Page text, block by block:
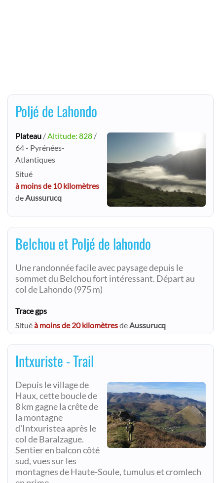
Poljé de Lahondo
Plateau /Altitude: 828 /
64 - Pyrénées-
Atlantiques
Situé
à moins de 10 kilomètres
deAussurucq
Belchou et Poljé de lahondo
Une randonnée facile avec paysage depuis le
sommet du Belchou fort intéressant. Départ au
col de Lahondo (975 m)
Trace gps
Situéà moins de 20 kilomètresdeAussurucq
Intxuriste - Trail
Depuis le village de
Haux, cette boucle de
8 km gagne la crête de
la montagne
d'Intxuristea après le
col de Baralzague.
Sentier en balcon côté
sud, vues sur les
montagnes de Haute-Soule, tumulus et cromlech